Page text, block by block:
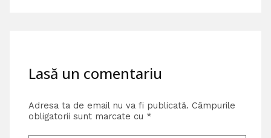
Lasă un comentariu
Adresa ta de email nu va fi publicată. Câmpurile
obligatorii sunt marcate cu *